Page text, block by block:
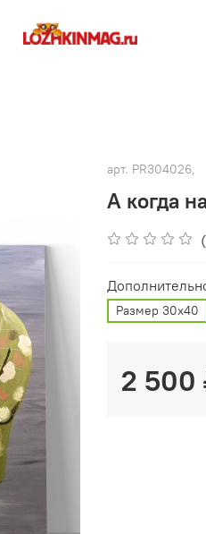
арт. PR304026,
А когда
Размер 30х40
2 500